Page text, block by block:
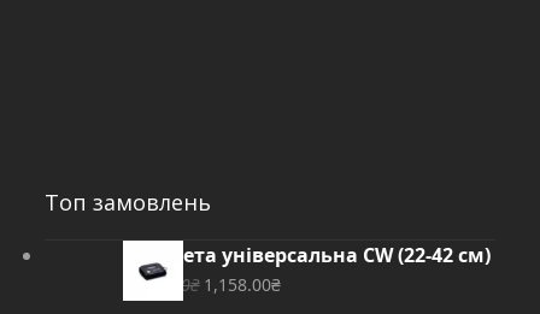
Топ замовлень
Манжета універсальна CW (22-42 см)
1,209.00₴ Оригінальна
1,158.00₴Поточна